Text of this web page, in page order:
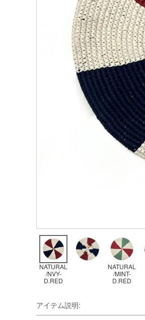
NATURAL
/NVY-
D.RED
NATURAL
/MINT-
D.RED
アイテム説明: